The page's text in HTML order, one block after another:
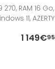
RAM 16 Go,
11, AZERTY
1 149€95